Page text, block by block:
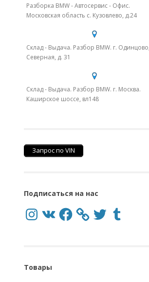
Разборка BMW - Автосервис - Офис.
Московская область с. Кузовлево, д.24
Склад - Выдача. Разбор BMW. г.
Северная, д. 31
Склад - Выдача. Разбор BMW. г. Москва.
Каширское шоссе, вл148
Запрос по VIN
Подписаться на нас
Instagram
VK Facebook Twitter Tumblr
Товары